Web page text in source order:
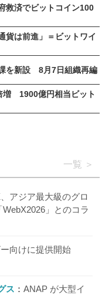
救済でビットコイン100
貨は前進」＝ビットワイ
を新設 8月7日組織再編
増 1900億円相当ビット
一覧
アジア最大級のグロ
」とのコラ
向けに提供開始
ス
ANAP が大型イ